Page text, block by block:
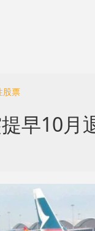
股票
早10月